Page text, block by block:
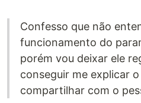
Confesso que não
funcionamento do
porém vou deixar ele
conseguir me explicar
compartilhar com o